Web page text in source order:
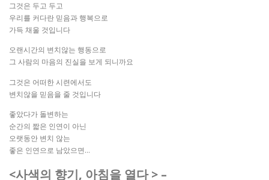
그것은 두고 두고
우리를 커다란 믿음과 행복으로
가득 채울 것입니다
오랜시간의 변치않는 행동으로
그 사람의 마음의 진실을 보게 되니까요
그것은 어떠한 시련에서도
변치않을 믿음을 줄 것입니다
좋았다가 돌변하는
순간의 짧은 인연이 아닌
오랫동안 변치 않는
좋은 인연으로 남았으면…
<사색의 향기, 아침을 열다 > –